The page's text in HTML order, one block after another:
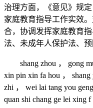
治理方面，《意见》规
家庭教育指导工作实效
合，协调发挥家庭教育
法、未成年人保护法、
shang zhou ， gong mu
xin pin xin fa hou ，
zhi ， wei lai tang you
quan shi chang ge lei xing